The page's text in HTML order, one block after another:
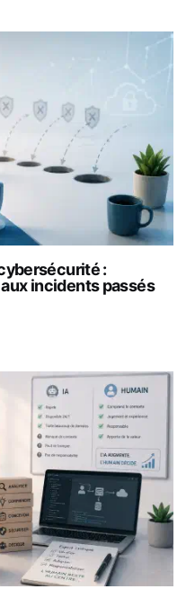
:
incidents passés